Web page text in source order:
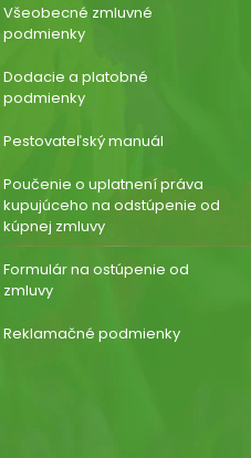
Všeobecné zmluvné
podmienky
Dodacie a platobné
podmienky
Pestovateľský manuál
Poučenie o uplatnení práva
kupujúceho na odstúpenie od
kúpnej zmluvy
Formulár na ostúpenie od
zmluvy
Reklamačné podmienky